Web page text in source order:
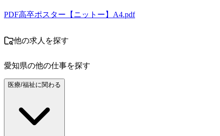
PDF高卒ポスター【ニットー】A4.pdf
他の求人を探す
愛知県の他の仕事を探す
医療/福祉に関わる